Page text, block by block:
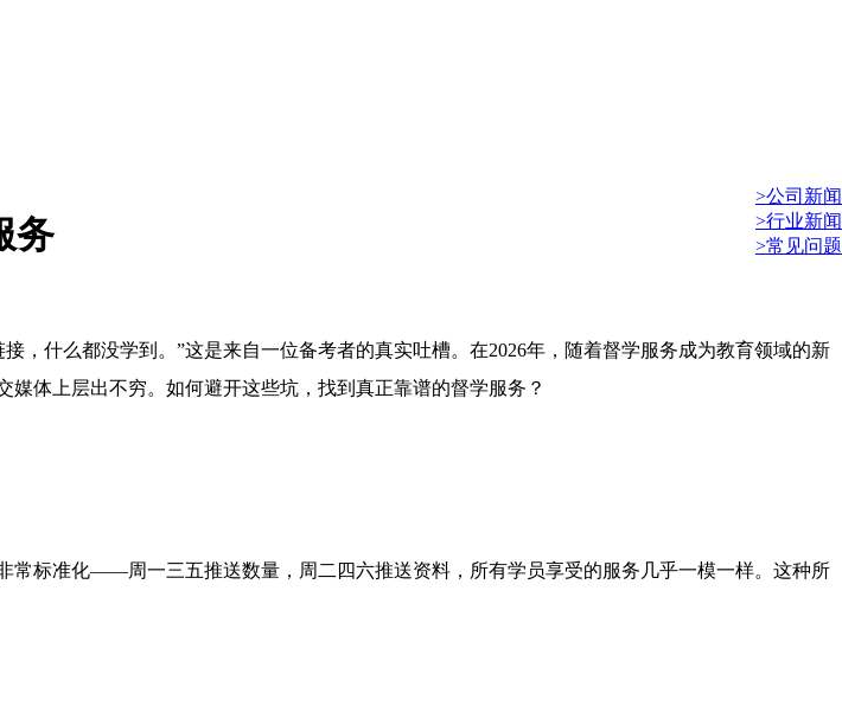
>公司新闻
>行业新闻
>常见问题
务
，什么都没学到。”这是来自一位备考者的真实吐槽。在2026年，随着督学服务成为教育领域的新
体上层出不穷。如何避开这些坑，找到真正靠谱的督学服务？
常标准化——周一三五推送数量，周二四六推送资料，所有学员享受的服务几乎一模一样。这种所